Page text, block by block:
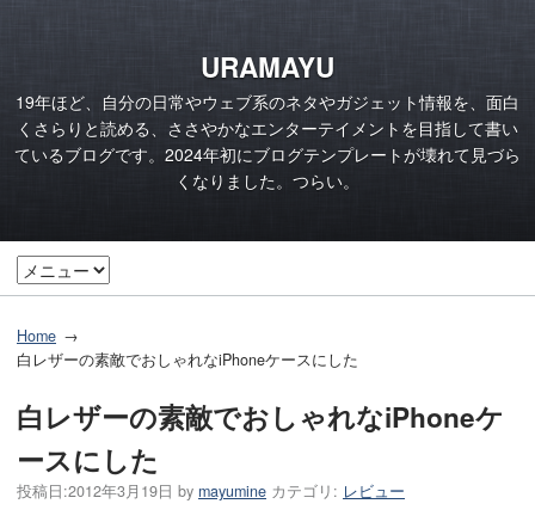
URAMAYU
19年ほど、自分の日常やウェブ系のネタやガジェット情報を、面白
くさらりと読める、ささやかなエンターテイメントを目指して書い
ているブログです。2024年初にブログテンプレートが壊れて見づら
くなりました。つらい。
Home
白レザーの素敵でおしゃれなiPhoneケースにした
白レザーの素敵でおしゃれなiPhoneケ
ースにした
投稿日:2012年3月19日 by mayumine カテゴリ: レビュー